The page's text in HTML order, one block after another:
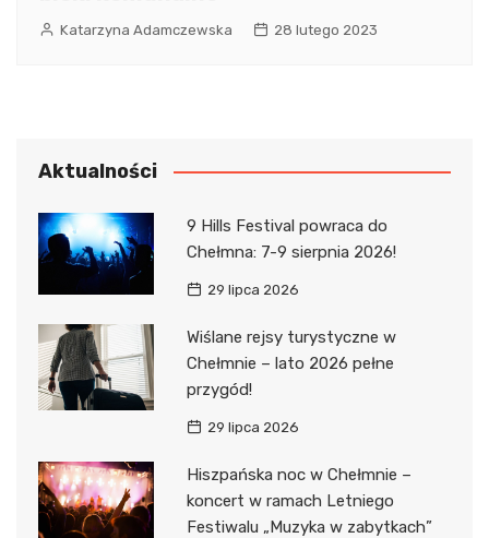
Katarzyna Adamczewska 28 lutego 2023
Aktualności
9 Hills Festival powraca do
Chełmna: 7-9 sierpnia 2026!
29 lipca 2026
Wiślane rejsy turystyczne w
Chełmnie – lato 2026 pełne
przygód!
29 lipca 2026
Hiszpańska noc w Chełmnie –
koncert w ramach Letniego
Festiwalu „Muzyka w zabytkach”